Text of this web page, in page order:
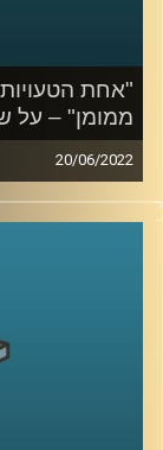
קרדיט תמונות:
"אחת
ממומן" – על
20/06/2022
זה לא סוד
מוגבל. עם זאת,
אז איך עושים